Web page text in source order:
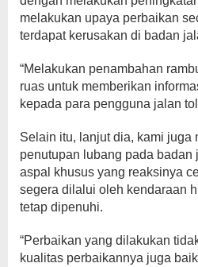
melakukan upaya perbaikan
terdapat kerusakan di badan
“Melakukan penambahan
ruas untuk memberikan
kepada para pengguna jalan
Selain itu, lanjut dia, kami juga
penutupan lubang pada badan
aspal khusus yang reaksinya
segera dilalui oleh kendaraan
tetap dipenuhi.
“Perbaikan yang dilakukan
kualitas perbaikannya juga